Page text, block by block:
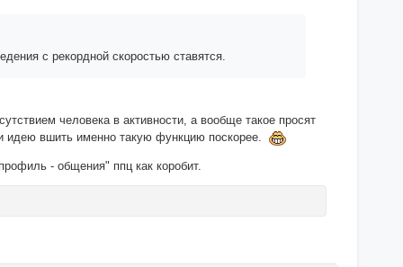
с рекордной скоростью ставятся.
человека в активности, а вообще такое просят
идею вшить именно такую функцию поскорее.
- общения" ппц как коробит.